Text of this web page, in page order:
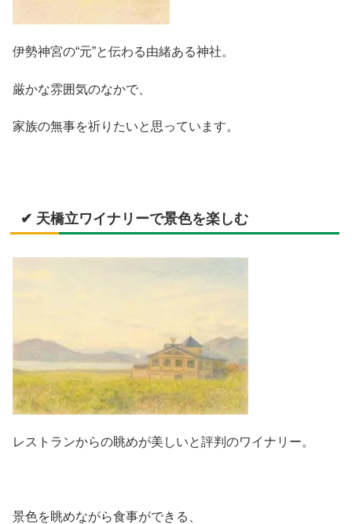
伊勢神宮の“元”と伝わる由緒ある神社。
厳かな雰囲気のなかで、
家族の無事を祈りたいと思っています。
✔ 天橋立ワイナリーで景色を楽しむ
レストランからの眺めが美しいと評判のワイナリー。
景色を眺めながら食事ができる、